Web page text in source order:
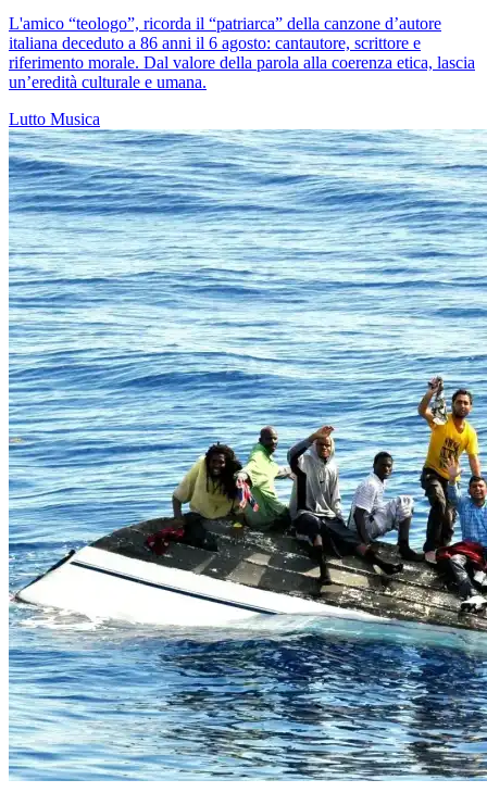
L'amico “teologo”, ricorda il “patriarca” della canzone d’autore
italiana deceduto a 86 anni il 6 agosto: cantautore, scrittore e
riferimento morale. Dal valore della parola alla coerenza etica, lascia
un’eredità culturale e umana.
Lutto Musica